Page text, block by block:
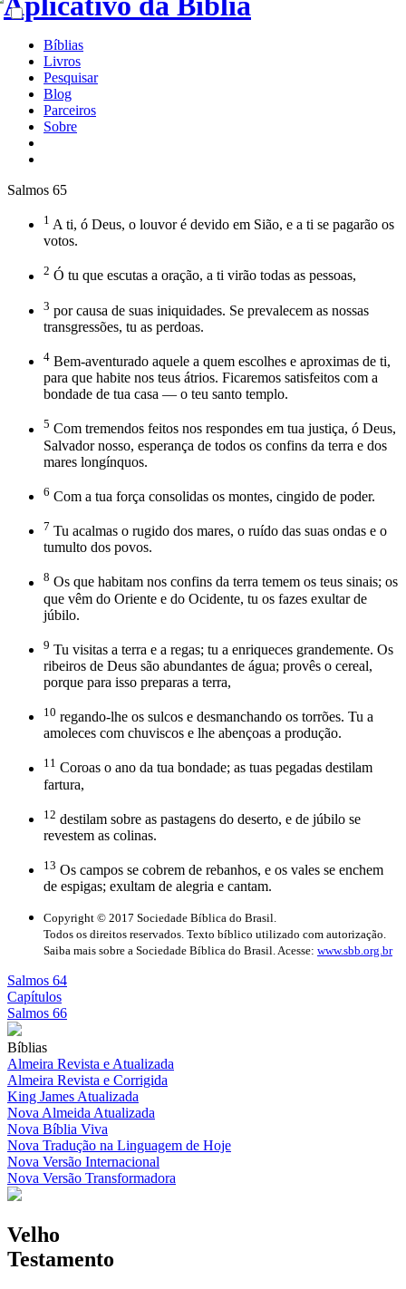
Bíblias
Livros
Pesquisar
Blog
Parceiros
Sobre
Salmos 65
1 A ti, ó Deus, o louvor é devido em Sião, e a ti se pagarão os
votos.
2 Ó tu que escutas a oração, a ti virão todas as pessoas,
3 por causa de suas iniquidades. Se prevalecem as nossas
transgressões, tu as perdoas.
4 Bem-aventurado aquele a quem escolhes e aproximas de ti,
para que habite nos teus átrios. Ficaremos satisfeitos com a
bondade de tua casa — o teu santo templo.
5 Com tremendos feitos nos respondes em tua justiça, ó Deus,
Salvador nosso, esperança de todos os confins da terra e dos
mares longínquos.
6 Com a tua força consolidas os montes, cingido de poder.
7 Tu acalmas o rugido dos mares, o ruído das suas ondas e o
tumulto dos povos.
8 Os que habitam nos confins da terra temem os teus sinais; os
que vêm do Oriente e do Ocidente, tu os fazes exultar de
júbilo.
9 Tu visitas a terra e a regas; tu a enriqueces grandemente. Os
ribeiros de Deus são abundantes de água; provês o cereal,
porque para isso preparas a terra,
10 regando-lhe os sulcos e desmanchando os torrões. Tu a
amoleces com chuviscos e lhe abençoas a produção.
11 Coroas o ano da tua bondade; as tuas pegadas destilam
fartura,
12 destilam sobre as pastagens do deserto, e de júbilo se
revestem as colinas.
13 Os campos se cobrem de rebanhos, e os vales se enchem
de espigas; exultam de alegria e cantam.
Copyright © 2017 Sociedade Bíblica do Brasil.
Todos os direitos reservados. Texto bíblico utilizado com autorização.
Saiba mais sobre a Sociedade Bíblica do Brasil. Acesse: www.sbb.org.br
Salmos 64
Capítulos
Salmos 66
Bíblias
Almeira Revista e Atualizada
Almeira Revista e Corrigida
King James Atualizada
Nova Almeida Atualizada
Nova Bíblia Viva
Nova Tradução na Linguagem de Hoje
Nova Versão Internacional
Nova Versão Transformadora
Velho
Testamento